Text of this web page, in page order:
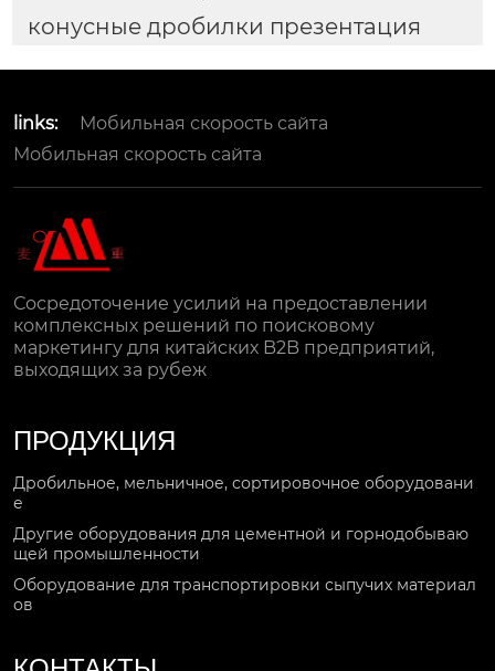
конусные дробилки презентация
links:
Мобильная скорость сайта
Мобильная скорость сайта
Сосредоточение усилий на предоставлении
комплексных решений по поисковому
маркетингу для китайских B2B предприятий,
выходящих за рубеж
ПРОДУКЦИЯ
Дробильное, мельничное, сортировочное оборудовани
е
Другие оборудования для цементной и горнодобываю
щей промышленности
Оборудование для транспортировки сыпучих материал
ов